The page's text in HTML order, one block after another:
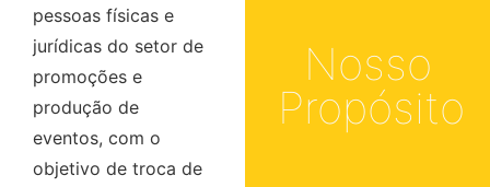
pessoas físicas e
jurídicas do setor de
promoções e
produção de
eventos, com o
objetivo de troca de
Nosso
Propósito